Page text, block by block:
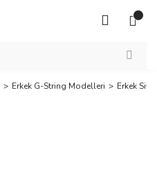
Erkek G-String Modelleri Erkek